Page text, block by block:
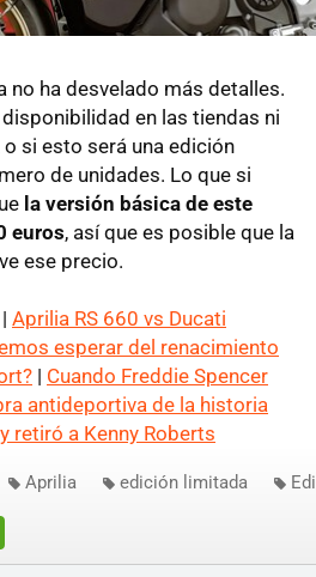
no ha desvelado más detalles.
en las tiendas ni
si esto será una edición
de unidades. Lo que si
la versión básica de este
euros, así que es posible que la
ese precio.
Aprilia RS 660 vs Ducati
esperar del renacimiento
| Cuando Freddie Spencer
antideportiva de la historia
retiró a Kenny Roberts
Aprilia edición limitada